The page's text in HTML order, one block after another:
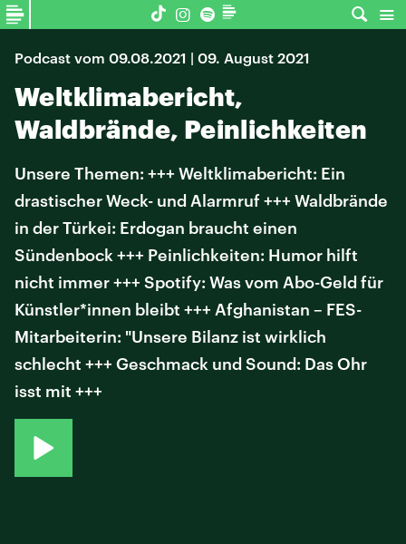
Podcast vom 09.08.2021 | 09. August 2021
Weltklimabericht,
Waldbrände, Peinlichkeiten
Unsere Themen: +++ Weltklimabericht: Ein
drastischer Weck- und Alarmruf +++ Waldbrände
in der Türkei: Erdogan braucht einen
Sündenbock +++ Peinlichkeiten: Humor hilft
nicht immer +++ Spotify: Was vom Abo-Geld für
Künstler*innen bleibt +++ Afghanistan – FES-
Mitarbeiterin: "Unsere Bilanz ist wirklich
schlecht +++ Geschmack und Sound: Das Ohr
isst mit +++